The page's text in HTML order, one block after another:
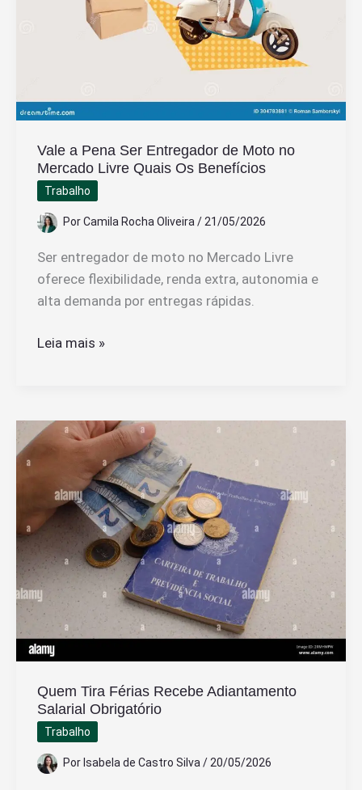
Vale a Pena Ser Entregador de Moto no
Mercado Livre Quais Os Benefícios
Trabalho
PorCamila Rocha Oliveira / 21/05/2026
Ser entregador de moto no Mercado Livre
oferece flexibilidade, renda extra, autonomia e
alta demanda por entregas rápidas.
Vale
Entregador
Mercado
Livre
Quais
Os
Benefícios
Leia mais »
Quem Tira Férias Recebe Adiantamento
Salarial Obrigatório
Trabalho
Por Isabela de Castro Silva / 20/05/2026